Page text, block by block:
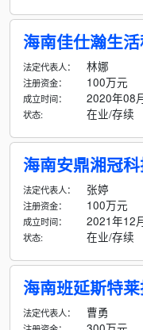
海南佳仕瀚生
法定代表人： 林娜
注册资金： 100万元
成立时间： 2020年08
状态: 在业/存续
海南安鼎湘冠
法定代表人： 张婷
注册资金： 100万元
成立时间： 2021年12
状态: 在业/存续
海南班延斯特
法定代表人： 曹勇